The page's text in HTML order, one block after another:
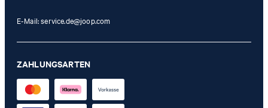
E-Mail:service.de@joop.com
ZAHLUNGSARTEN